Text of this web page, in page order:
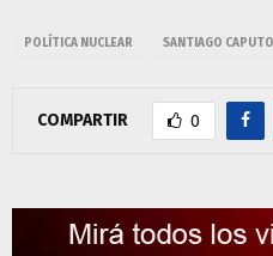
POLÍTICA NUCLEAR SANTIAGO CAPUTO
COMPARTIR 0